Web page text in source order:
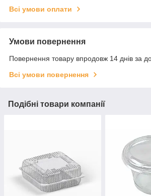
Всі умови оплати
Умови повернення
Повернення товару впродовж 14 днів за
Всі умови повернення
Подібні товари компанії